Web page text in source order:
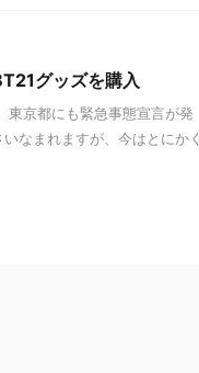
グッズを購入
東京都にも緊急事態宣言が発
なまれますが、今はとにかく